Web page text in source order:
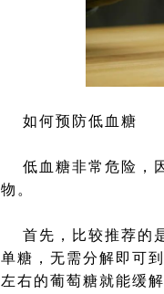
如何预防低血糖
低血糖非常危险，
物。
首先，比较推荐的
单糖，无需分解即可
左右的葡萄糖就能缓解